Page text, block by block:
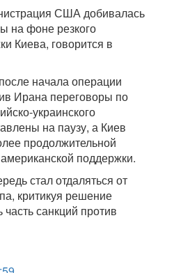
США добивалась
на фоне резкого
Киева, говорится в
начала операции
Ирана переговоры по
украинского
на паузу, а Киев
продолжительной
поддержки.
стал отдаляться от
критикуя решение
санкций против